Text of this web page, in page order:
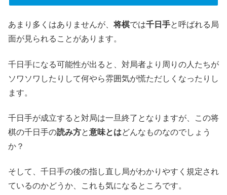
あまり多くはありませんが、将棋では千日手と呼ばれる局
面が見られることがあります。
千日手になる可能性が出ると、対局者より周りの人たちが
ソワソワしたりして何やら雰囲気が慌ただしくなったりし
ます。
千日手が成立すると対局は一旦終了となりますが、この将
棋の千日手の読み方と意味とはどんなものなのでしょう
か？
そして、千日手の後の指し直し局がわかりやすく規定され
ているのかどうか、これも気になるところです。